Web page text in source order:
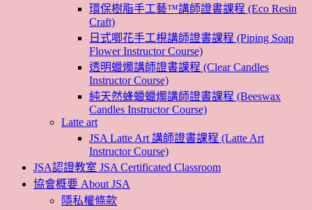
環保樹脂手工藝™講師證書課程 (Eco Resin
Craft)
日式唧花手工梘講師證書課程 (Piping Soap
Flower Instructor Course)
透明蠟燭講師證書課程 (Clear Candles
Instructor Course)
純天然蜂蠟蠟燭講師證書課程 (Beeswax
Candles Instructor Course)
Latte art
JSA Latte Art 講師證書課程 (Latte Art
Instructor Course)
JSA認證教室 JSA Certificated Classroom
協會概要 About JSA
隱私權條款